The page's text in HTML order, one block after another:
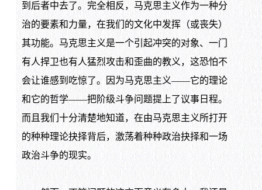
到后者中去了。完全相反，马克思主义作为一种分
治的要素和力量，在我们的文化中发挥（或丧失）
其功能。马克思主义是一个引起冲突的对象、一门
有人捍卫也有人猛烈攻击和歪曲的教义，这恐怕不
会让谁感到吃惊了。因为马克思主义——它的理论
和它的哲学——把阶级斗争问题提上了议事日程。
而且我们十分清楚地知道，在由马克思主义所打开
的种种理论抉择背后，激荡着种种政治抉择和一场
政治斗争的现实。